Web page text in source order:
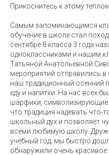
Прикоснитесь к этому
Самым запоминающимся
обучение в школе стал
сентябре 8 класса 3 года
одноклассниками и нашим
Татьяной Анатольевной
мероприятий отправились в
наш традиционный осенний
еду и напитки. На нас всех
шарфики, символизирующие
что традиция надевать что-
школьный дух и позволяет
всеми любимую школу.
учебный год, мы быстро
обнаружили очень красивое